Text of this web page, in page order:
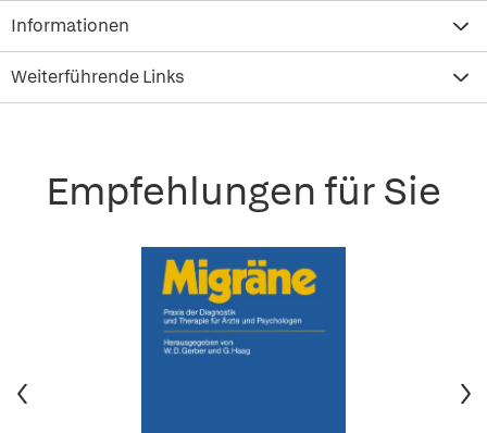
Informationen
Weiterführende Links
Empfehlungen für Sie